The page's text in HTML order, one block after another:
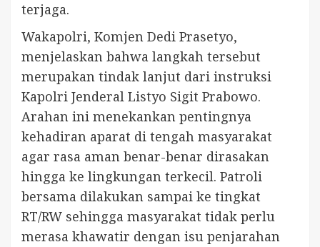
terjaga.
Wakapolri, Komjen Dedi Prasetyo,
menjelaskan bahwa langkah tersebut
merupakan tindak lanjut dari instruksi
Kapolri Jenderal Listyo Sigit Prabowo.
Arahan ini menekankan pentingnya
kehadiran aparat di tengah masyarakat
agar rasa aman benar-benar dirasakan
hingga ke lingkungan terkecil. Patroli
bersama dilakukan sampai ke tingkat
RT/RW sehingga masyarakat tidak perlu
merasa khawatir dengan isu penjarahan